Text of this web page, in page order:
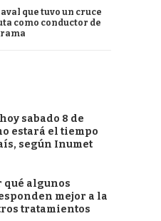
que tuvo un cruce
como conductor de
sabado 8 de
estará el tiempo
según Inumet
qué algunos
mejor a la
tratamientos